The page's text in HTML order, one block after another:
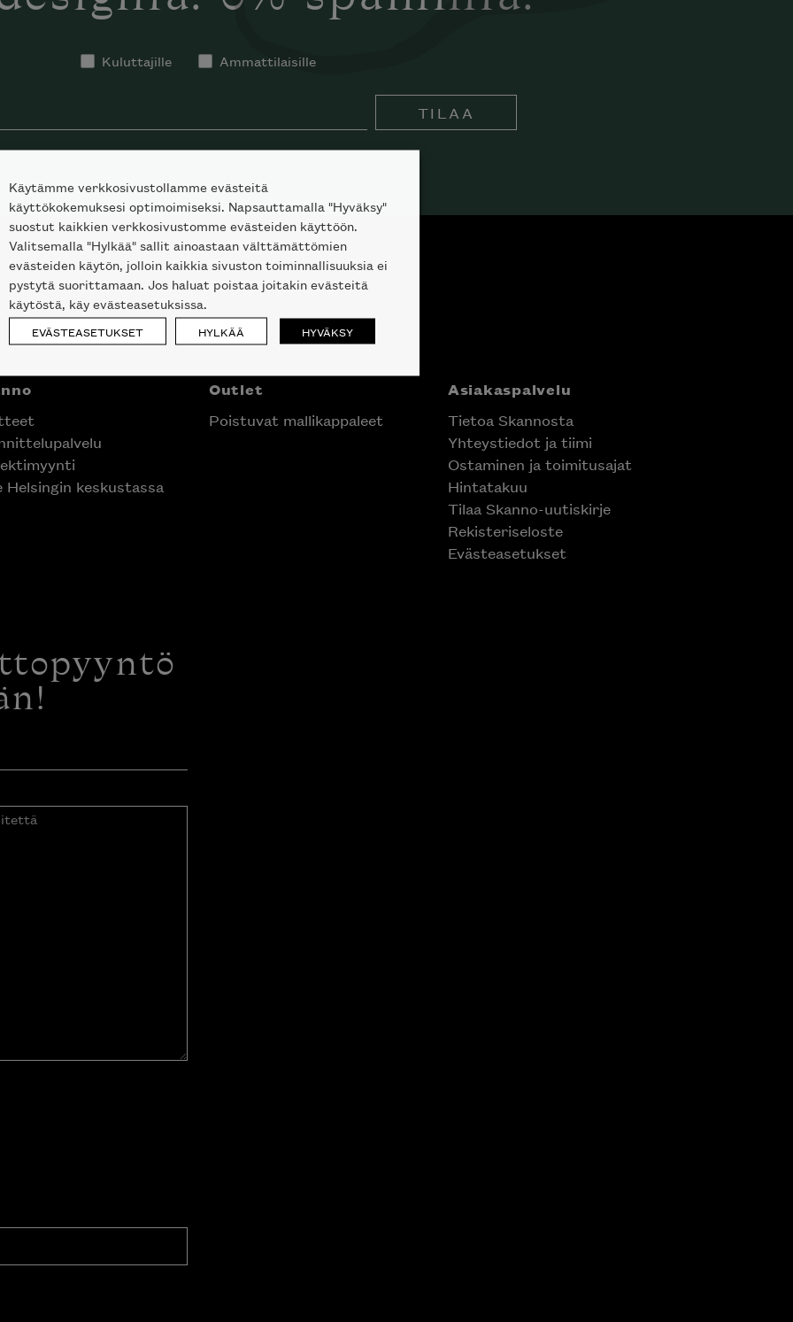
Kuluttajille Ammattilaisille
TILAA
Helsingin keskustassa
Outlet
Poistuvat mallikappaleet
Asiakaspalvelu
Tietoa Skannosta
Yhteystiedot ja tiimi
Ostaminen ja toimitusajat
Hintatakuu
Tilaa Skanno-uutiskirje
Rekisteriseloste
Evästeasetukset
Käytämme verkkosivustollamme evästeitä
käyttökokemuksesi optimoimiseksi. Napsauttamalla "Hyväksy"
suostut kaikkien verkkosivustomme evästeiden käyttöön.
Valitsemalla "Hylkää" sallit ainoastaan välttämättömien
evästeiden käytön, jolloin kaikkia sivuston toiminnallisuuksia ei
pystytä suorittamaan. Jos haluat poistaa joitakin evästeitä
käytöstä, käy evästeasetuksissa.
EVÄSTEASETUKSET HYLKÄÄ HYVÄKSY